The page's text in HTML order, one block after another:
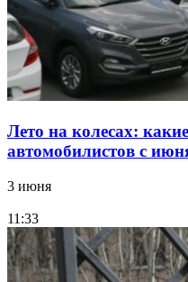
Лето на колесах:
автомобилистов с
3 июня
11:33